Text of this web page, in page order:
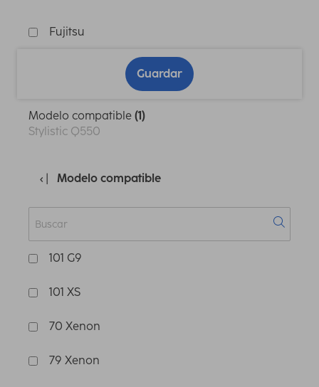
Fujitsu
Guardar
Modelo compatible (1)
Stylistic Q550
Modelo compatible
101 G9
101 XS
70 Xenon
79 Xenon